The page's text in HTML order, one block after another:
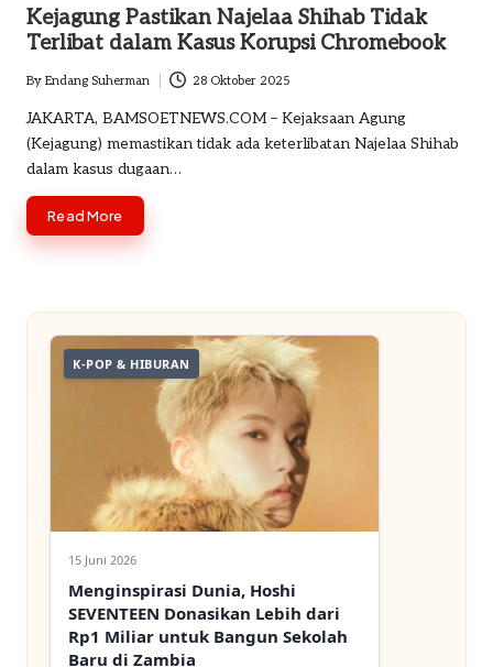
Kejagung Pastikan Najelaa Shihab Tidak
Terlibat dalam Kasus Korupsi Chromebook
Posted
by
By Endang Suherman 28 Oktober 2025
JAKARTA, BAMSOETNEWS.COM – Kejaksaan Agung
(Kejagung) memastikan tidak ada keterlibatan Najelaa Shihab
dalam kasus dugaan…
Read More
K-POP & HIBURAN
15 Juni 2026
Menginspirasi Dunia, Hoshi
SEVENTEEN Donasikan Lebih dari
Rp1 Miliar untuk Bangun Sekolah
Baru di Zambia